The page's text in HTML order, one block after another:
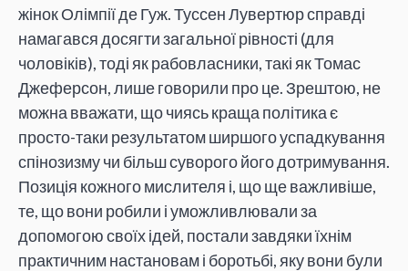
жінок Олімпії де Гуж. Туссен Лувертюр справді
намагався досягти загальної рівності (для
чоловіків), тоді як рабовласники, такі як Томас
Джеферсон, лише говорили про це. Зрештою, не
можна вважати, що чиясь краща політика є
просто-таки результатом ширшого успадкування
спінозизму чи більш суворого його дотримування.
Позиція кожного мислителя і, що ще важливіше,
те, що вони робили і уможливлювали за
допомогою своїх ідей, постали завдяки їхнім
практичним настановам і боротьбі, яку вони були